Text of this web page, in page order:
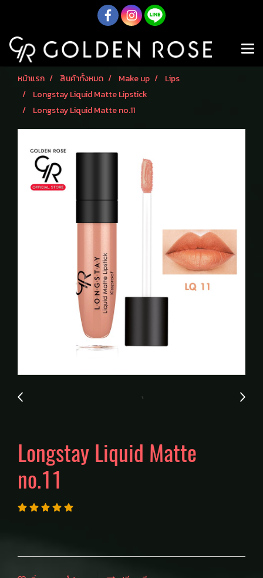
หน้าแรก สินค้าทั้งหมด Make up
Lips
Longstay Liquid Matte Lipstick
Longstay Liquid Matte no.11
Longstay Liquid Matte
no.11